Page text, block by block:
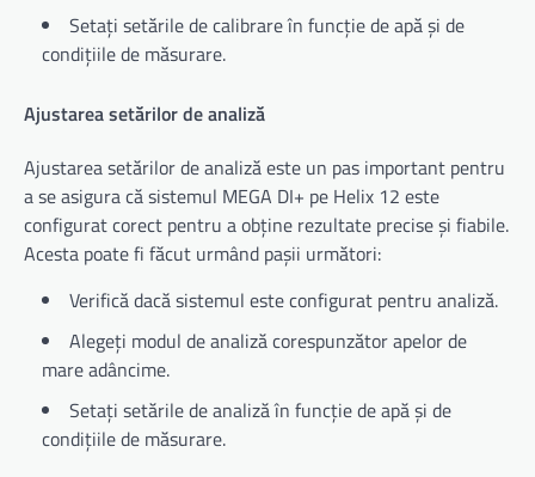
Setați setările de calibrare în funcție de apă și de
condițiile de măsurare.
Ajustarea setărilor de analiză
Ajustarea setărilor de analiză este un pas important pentru
a se asigura că sistemul MEGA DI+ pe Helix 12 este
configurat corect pentru a obține rezultate precise și fiabile.
Acesta poate fi făcut urmând pașii următori:
Verifică dacă sistemul este configurat pentru analiză.
Alegeți modul de analiză corespunzător apelor de
mare adâncime.
Setați setările de analiză în funcție de apă și de
condițiile de măsurare.